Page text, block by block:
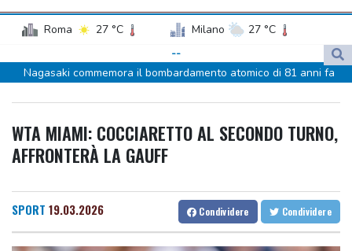
Roma 27 °C Milano
27 °C
Napoli
28 °C
--
Nagasaki commemora il bombardamento atomico di 81 anni fa
Ankara, 'Egitto potrebbe essere il prossimo ad aderire al Patto
della Mecca'
Toronto
Tennis, n.1 al mondo Sabalenka sconfitta da Alexandrova a
WTA MIAMI: COCCIARETTO AL SECONDO TURNO,
AFFRONTERÀ LA GAUFF
SPORT 19.03.2026 Condividere Condividere